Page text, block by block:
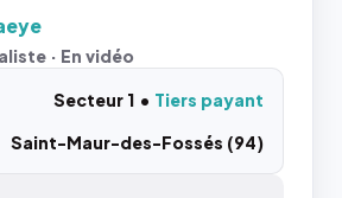
· En vidéo
Secteur 1
Tiers payant
Saint-Maur-des-Fossés (94)